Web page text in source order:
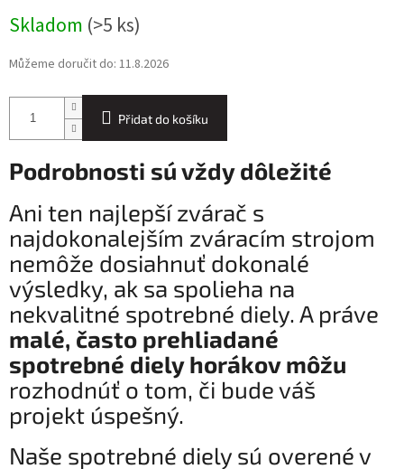
cena:
Skladom (>5 ks)
Můžeme doručit do: 11.8.2026
Přidat do košíku
Podrobnosti sú vždy dôležité
Ani ten najlepší zvárač s
najdokonalejším zváracím strojom
nemôže dosiahnuť dokonalé
výsledky, ak sa spolieha na
nekvalitné spotrebné diely. A práve
malé, často prehliadané
spotrebné diely horákov môžu
rozhodnúť o tom, či bude váš
projekt úspešný.
Naše spotrebné diely sú overené v